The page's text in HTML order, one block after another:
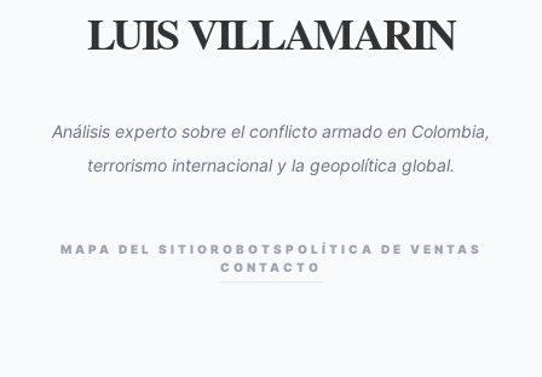
LUIS VILLAMARIN
Análisis experto sobre el conflicto armado en Colombia,
terrorismo internacional y la geopolítica global.
MAPA DEL SITIO ROBOTS POLÍTICA DE VENTAS
CONTACTO